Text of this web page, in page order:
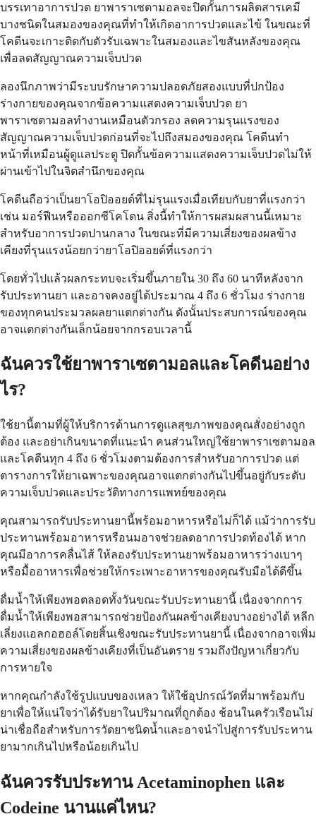
บรรเทาอาการปวด ยาพาราเซตามอลจะปิดกั้นการผลิตสารเคมี
บางชนิดในสมองของคุณที่ทำให้เกิดอาการปวดและไข้ ในขณะที่
โคดีนจะเกาะติดกับตัวรับเฉพาะในสมองและไขสันหลังของคุณ
เพื่อลดสัญญาณความเจ็บปวด
ลองนึกภาพว่ามีระบบรักษาความปลอดภัยสองแบบที่ปกป้อง
ร่างกายของคุณจากข้อความแสดงความเจ็บปวด ยา
พาราเซตามอลทำงานเหมือนตัวกรอง ลดความรุนแรงของ
สัญญาณความเจ็บปวดก่อนที่จะไปถึงสมองของคุณ โคดีนทำ
หน้าที่เหมือนผู้ดูแลประตู ปิดกั้นข้อความแสดงความเจ็บปวดไม่ให้
ผ่านเข้าไปในจิตสำนึกของคุณ
โคดีนถือว่าเป็นยาโอปิออยด์ที่ไม่รุนแรงเมื่อเทียบกับยาที่แรงกว่า
เช่น มอร์ฟีนหรือออกซีโคโดน สิ่งนี้ทำให้การผสมผสานนี้เหมาะ
สำหรับอาการปวดปานกลาง ในขณะที่มีความเสี่ยงของผลข้าง
เคียงที่รุนแรงน้อยกว่ายาโอปิออยด์ที่แรงกว่า
โดยทั่วไปแล้วผลกระทบจะเริ่มขึ้นภายใน 30 ถึง 60 นาทีหลังจาก
รับประทานยา และอาจคงอยู่ได้ประมาณ 4 ถึง 6 ชั่วโมง ร่างกาย
ของทุกคนประมวลผลยาแตกต่างกัน ดังนั้นประสบการณ์ของคุณ
อาจแตกต่างกันเล็กน้อยจากกรอบเวลานี้
ฉันควรใช้ยาพาราเซตามอลและโคดีนอย่าง
ไร?
ใช้ยานี้ตามที่ผู้ให้บริการด้านการดูแลสุขภาพของคุณสั่งอย่างถูก
ต้อง และอย่าเกินขนาดที่แนะนำ คนส่วนใหญ่ใช้ยาพาราเซตามอล
และโคดีนทุก 4 ถึง 6 ชั่วโมงตามต้องการสำหรับอาการปวด แต่
ตารางการให้ยาเฉพาะของคุณอาจแตกต่างกันไปขึ้นอยู่กับระดับ
ความเจ็บปวดและประวัติทางการแพทย์ของคุณ
คุณสามารถรับประทานยานี้พร้อมอาหารหรือไม่ก็ได้ แม้ว่าการรับ
ประทานพร้อมอาหารหรือนมอาจช่วยลดอาการปวดท้องได้ หาก
คุณมีอาการคลื่นไส้ ให้ลองรับประทานยาพร้อมอาหารว่างเบาๆ
หรือมื้ออาหารเพื่อช่วยให้กระเพาะอาหารของคุณรับมือได้ดีขึ้น
ดื่มน้ำให้เพียงพอตลอดทั้งวันขณะรับประทานยานี้ เนื่องจากการ
ดื่มน้ำให้เพียงพอสามารถช่วยป้องกันผลข้างเคียงบางอย่างได้ หลีก
เลี่ยงแอลกอฮอล์โดยสิ้นเชิงขณะรับประทานยานี้ เนื่องจากอาจเพิ่ม
ความเสี่ยงของผลข้างเคียงที่เป็นอันตราย รวมถึงปัญหาเกี่ยวกับ
การหายใจ
หากคุณกำลังใช้รูปแบบของเหลว ให้ใช้อุปกรณ์วัดที่มาพร้อมกับ
ยาเพื่อให้แน่ใจว่าได้รับยาในปริมาณที่ถูกต้อง ช้อนในครัวเรือนไม่
น่าเชื่อถือสำหรับการวัดยาชนิดน้ำและอาจนำไปสู่การรับประทาน
ยามากเกินไปหรือน้อยเกินไป
ฉันควรรับประทาน Acetaminophen และ
Codeine นานแค่ไหน?